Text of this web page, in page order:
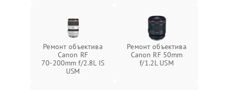
Ремонт объектива
Canon RF
70‑200mm f/2.8L IS
USM
Ремонт объектива
Canon RF 50mm
f/1.2L USM